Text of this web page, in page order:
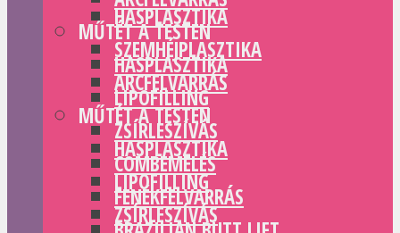
MŰTÉT A TESTEN
HASPLASZTIKA
LIPOFILLING
ZSÍRLESZÍVÁS
COMBEMELÉS
FENÉKFELVARRÁS
HASPLASZTIKA
SZEMHÉJPLASZTIKA
ARCFELVARRÁS
MŰTÉT A TESTEN
HASPLASZTIKA
LIPOFILLING
ZSÍRLESZÍVÁS